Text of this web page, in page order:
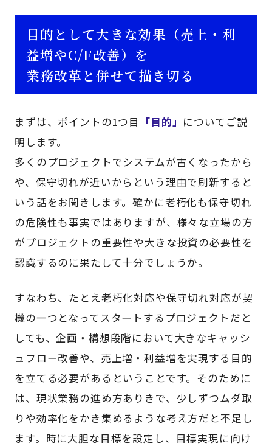
目的として大きな効果（売上・利
益増やC/F改善）を
業務改革と併せて描き切る
まずは、ポイントの1つ目 「目的」 についてご説
明します。
多くのプロジェクトでシステムが古くなったから
や、保守切れが近いからという理由で刷新すると
いう話をお聞きします。確かに老朽化も保守切れ
の危険性も事実ではありますが、様々な立場の方
がプロジェクトの重要性や大きな投資の必要性を
認識するのに果たして十分でしょうか。
すなわち、たとえ老朽化対応や保守切れ対応が契
機の一つとなってスタートするプロジェクトだと
しても、企画・構想段階において大きなキャッシ
ュフロー改善や、売上増・利益増を実現する目的
を立てる必要があるということです。そのために
は、現状業務の進め方ありきで、少しずつムダ取
りや効率化をかき集めるような考え方だと不足し
ます。時に大胆な目標を設定し、目標実現に向け